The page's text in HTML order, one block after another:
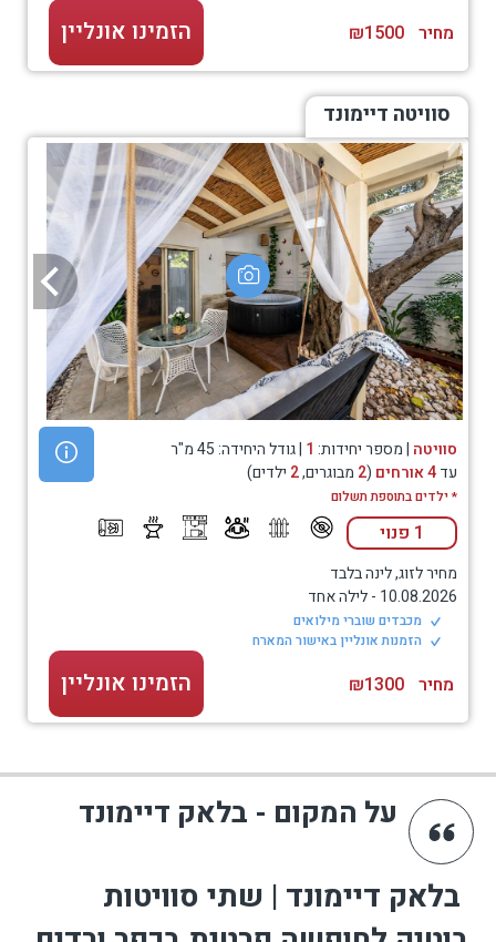
מחיר ₪1500 הזמינו אונליין
סוויטה דיימונד
סוויטה | מספר יחידות: 1 | גודל היחידה: 45 מ"ר
עד4 אורחים (
2 מבוגרים,2 ילדים)
* ילדים בתוספת תשלום
1 פנוי
מחיר לזוג, לינה בלבד
10.08.2026
-לילה אחד
מכבדים שוברי מילואים
הזמנות אונליין באישור המארח
מחיר ₪1300 הזמינו אונליין
על המקום - בלאק דיימונד
בלאק דיימונד | שתי סוויטות